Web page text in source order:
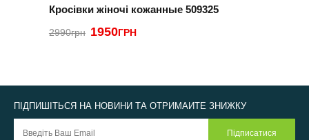
Кросівки жіночі кожанные 509325
2990грн 1950ГРН
ПІДПИШІТЬСЯ НА НОВИНИ ТА ОТРИМАЙТЕ ЗНИЖКУ